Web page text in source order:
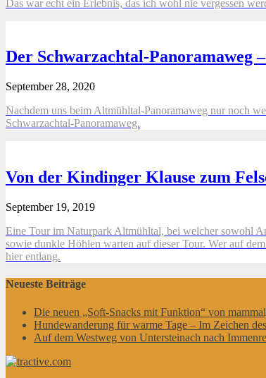
Das war echt ein Erlebnis, das ich wohl nie vergessen
Der Schwarzachtal-Panoramaweg
September 28, 2020
Nachdem uns beim Altmühltal-Panoramaweg nur noch
Schwarzachtal-Panoramaweg.
Von der Kindinger Klause zum
September 19, 2019
Eine Tour im Naturpark Altmühltal, bei welcher sowohl
sowie dunkle Höhlen warten auf dieser Tour. Wer auf
hier entlang.
Neueste Beiträge
Die neuen „Soft-Snacks mit Funktion“ von
Hundewanderung für warme Tage – Im Zeichen
Auf dem Westweg von Untersteinach nach